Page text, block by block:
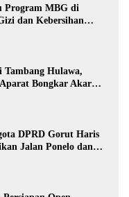
Program MBG di
dan Kebersihan
Tambang Hulawa,
Bongkar Akar
DPRD Gorut Haris
Jalan Ponelo dan